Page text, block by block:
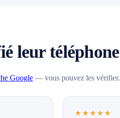
leur téléphone
Google — vous pouvez les vérifier.
★★★★★